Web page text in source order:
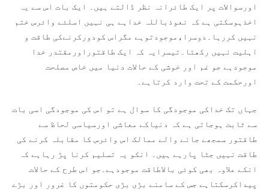
اورسوالات پر ایک طائرانہ نظر ڈالتے ہیں۔ ایک بات اس سے یہ
اخذہوسکتی ہے کہ نعوذباللہ خداہے ہی نہیں اسلئے وائرس ختم
نہیں کررہا۔دوسرا،موجودتوہے مگراس کودورکرنےکی طاقت و
اہلیت نہیں رکھتا۔تیسرایہ کہ ایک طاقتوراورمقتدر خدا
موجودہے جو غم اور خوشی کے حالات دنیا میں خاص مصلحت
اورحکمت کے تحت وارد کرتاہے۔
جہاں تک خداکی موجودگی کا سوال ہے تو اس کی موجودگی اسی بات
سے ثابت ہوجاتی ہے کہ دنیاکے معاشی اورسیاسی لحاظ سے
طاقتور سمجھے جانے والے ممالک اس وائرس کا مقابلہ کرنے کی
طاقت نہیں جٹا پارہے ہیں۔ انکو یہ تسلیم کرنا پڑ رہاہے کہ
انکے علاوہ بھی کوئی بالاطاقت موجودہے۔جو اس طرح کے حالات
پیداکرسکتاہے جس کے سامنے بڑی بڑی حکومتوں کا غرور اور بڑے